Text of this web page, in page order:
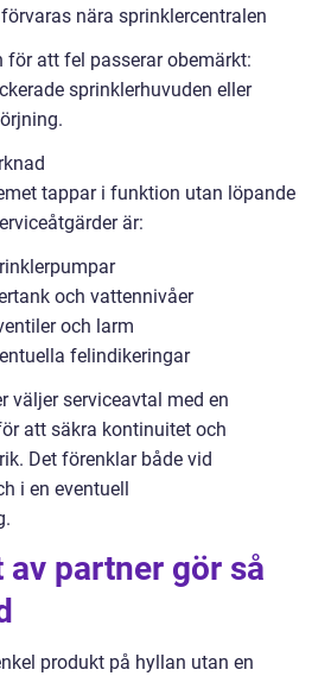
nära sprinklercentralen
för att fel passerar obemärkt:
sprinklerhuvuden eller
tappar i funktion utan löpande
är:
och vattennivåer
och larm
felindikeringar
väljer serviceavtal med en
att säkra kontinuitet och
Det förenklar både vid
i en eventuell
av partner gör så
produkt på hyllan utan en